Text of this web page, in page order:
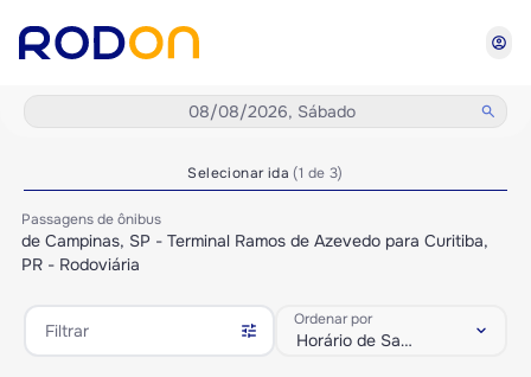
account_circle
08/08/2026, Sábado search
Selecionar ida(1 de 3)
Passagens de ônibus
de Campinas, SP - Terminal Ramos de Azevedo para Curitiba,
PR - Rodoviária
Filtrar tune Ordenar por
Horário de Saída keyboard_arrow_down